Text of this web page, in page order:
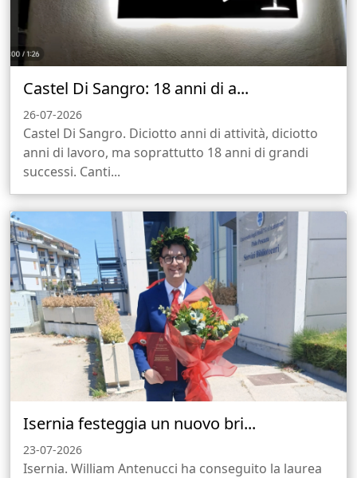
Castel Di Sangro: 18 anni di a...
26-07-2026
Castel Di Sangro. Diciotto anni di attività, diciotto
anni di lavoro, ma soprattutto 18 anni di grandi
successi. Canti...
Isernia festeggia un nuovo bri...
23-07-2026
Isernia. William Antenucci ha conseguito la laurea